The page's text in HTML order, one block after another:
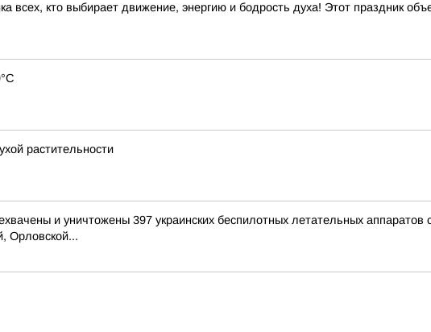
всех, кто выбирает движение, энергию и бодрость духа! Этот праздник
растительности
и уничтожены 397 украинских беспилотных летательных аппаратов
Орловской...